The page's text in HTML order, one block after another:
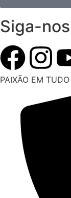
Siga-nos
PAIXÃO EM